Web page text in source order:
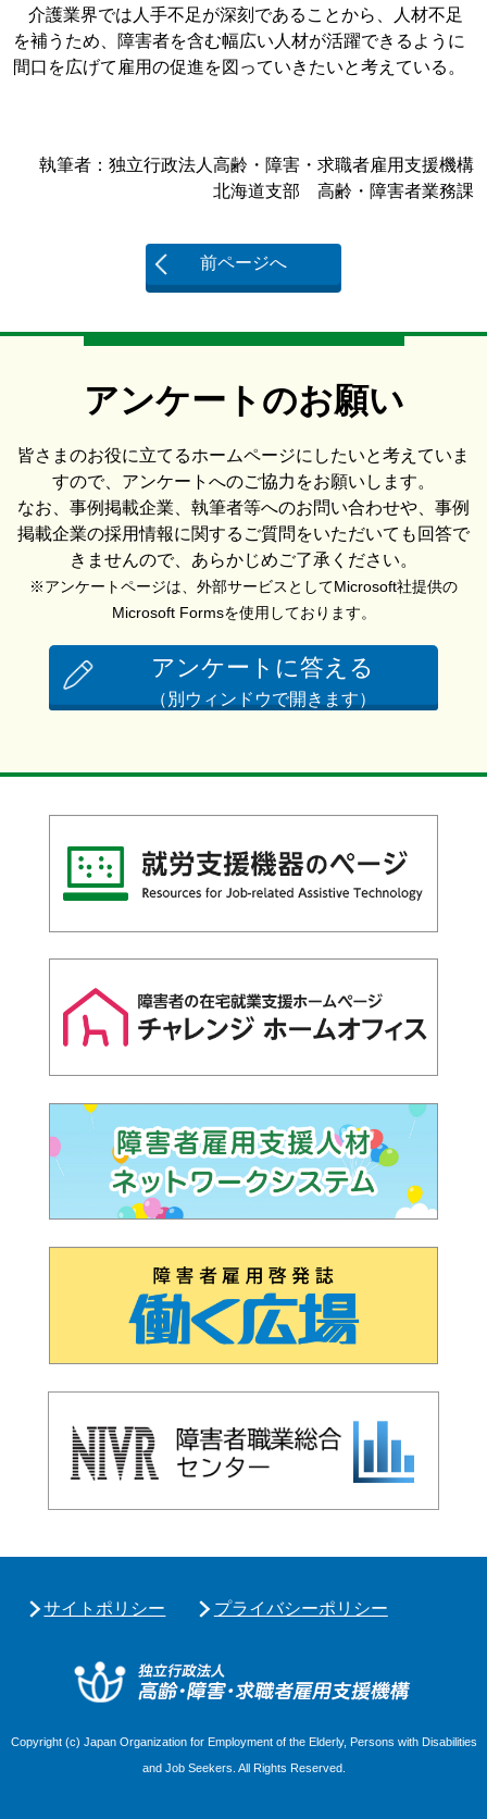
介護業界では人手不足が深刻であることから、人材不足
を補うため、障害者を含む幅広い人材が活躍できるように
間口を広げて雇用の促進を図っていきたいと考えている。
執筆者：独立行政法人高齢・障害・求職者雇用支援機構
北海道支部 高齢・障害者業務課
前ページへ
アンケートのお願い
皆さまのお役に立てるホームページにしたいと考えていま
すので、アンケートへのご協力をお願いします。
なお、事例掲載企業、執筆者等へのお問い合わせや、事例
掲載企業の採用情報に関するご質問をいただいても回答で
きませんので、あらかじめご了承ください。
※アンケートページは、外部サービスとしてMicrosoft社提供の
Microsoft Formsを使用しております。
アンケートに答える
（別ウィンドウで開きます）
サイトポリシー プライバシーポリシー
Copyright (c) Japan Organization for Employment of the Elderly, Persons with Disabilities
and Job Seekers. All Rights Reserved.